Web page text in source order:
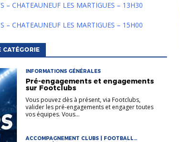
– CHATEAUNEUF LES MARTIGUES – 13H30
– CHATEAUNEUF LES MARTIGUES – 15H00
INFORMATIONS GÉNÉRALES
Pré-engagements et engagements
sur Footclubs
Vous pouvez dès à présent, via Footclubs,
valider les pré-engagements et engager toutes
vos équipes. Vous...
ACCOMPAGNEMENT CLUBS | FOOTBALL